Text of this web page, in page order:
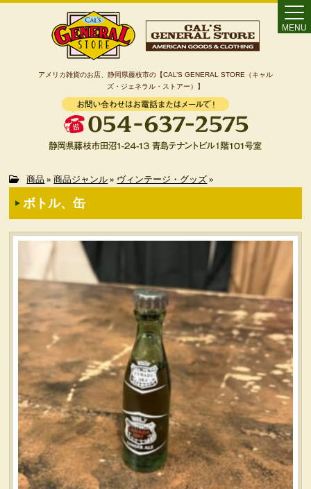
アメリカ雑貨のお店、静岡県藤枝市の【CAL’S GENERAL STORE（キャル
ズ・ジェネラル・ストアー）】
MENU
Home
特定商取引法に基づく表記
カテゴリー検索
ヴィンテージ・グッズ
LIFE誌 企業広告切り抜き
ファイヤーキング他
コカコーラ・グッズ
商品 » 商品ジャンル » ヴィンテージ・グッズ »
ボトル、缶